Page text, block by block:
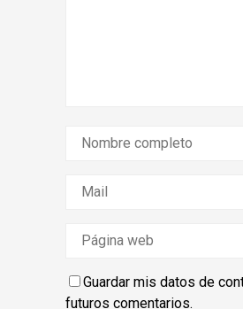
Guardar mis datos de
futuros comentarios.